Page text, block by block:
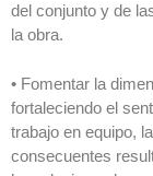
del conjunto y de
la obra.
• Fomentar la
fortaleciendo el
trabajo en equipo,
consecuentes